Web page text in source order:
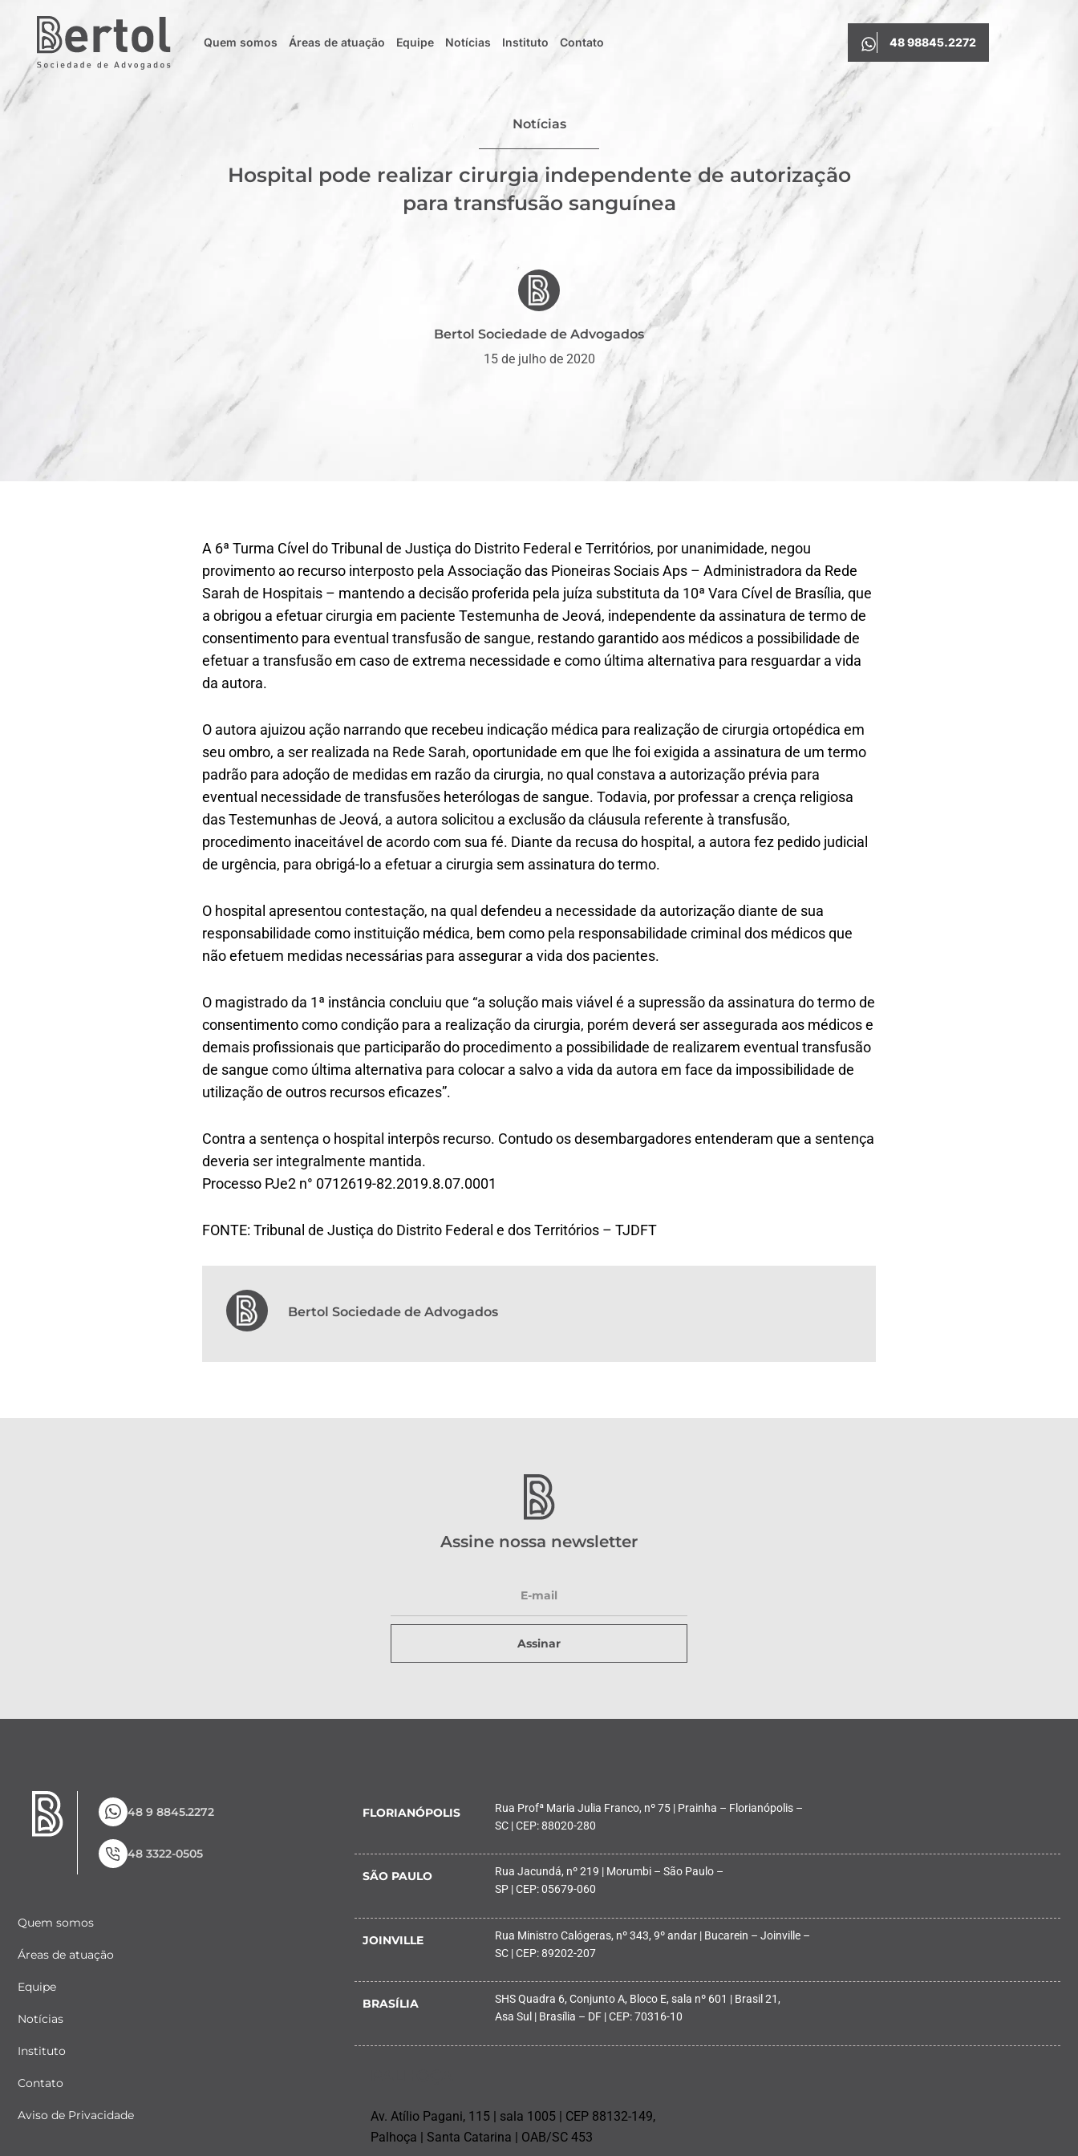
Quem somos Áreas de atuação Equipe Notícias Instituto Contato 48 98845.2272
Notícias
Hospital pode realizar cirurgia independente de autorização
para transfusão sanguínea
Bertol Sociedade de Advogados
15 de julho de 2020
A 6ª Turma Cível do Tribunal de Justiça do Distrito Federal e Territórios, por unanimidade, negou
provimento ao recurso interposto pela Associação das Pioneiras Sociais Aps – Administradora da Rede
Sarah de Hospitais – mantendo a decisão proferida pela juíza substituta da 10ª Vara Cível de Brasília, que
a obrigou a efetuar cirurgia em paciente Testemunha de Jeová, independente da assinatura de termo de
consentimento para eventual transfusão de sangue, restando garantido aos médicos a possibilidade de
efetuar a transfusão em caso de extrema necessidade e como última alternativa para resguardar a vida
da autora.
O autora ajuizou ação narrando que recebeu indicação médica para realização de cirurgia ortopédica em
seu ombro, a ser realizada na Rede Sarah, oportunidade em que lhe foi exigida a assinatura de um termo
padrão para adoção de medidas em razão da cirurgia, no qual constava a autorização prévia para
eventual necessidade de transfusões heterólogas de sangue. Todavia, por professar a crença religiosa
das Testemunhas de Jeová, a autora solicitou a exclusão da cláusula referente à transfusão,
procedimento inaceitável de acordo com sua fé. Diante da recusa do hospital, a autora fez pedido judicial
de urgência, para obrigá-lo a efetuar a cirurgia sem assinatura do termo.
O hospital apresentou contestação, na qual defendeu a necessidade da autorização diante de sua
responsabilidade como instituição médica, bem como pela responsabilidade criminal dos médicos que
não efetuem medidas necessárias para assegurar a vida dos pacientes.
O magistrado da 1ª instância concluiu que “a solução mais viável é a supressão da assinatura do termo de
consentimento como condição para a realização da cirurgia, porém deverá ser assegurada aos médicos e
demais profissionais que participarão do procedimento a possibilidade de realizarem eventual transfusão
de sangue como última alternativa para colocar a salvo a vida da autora em face da impossibilidade de
utilização de outros recursos eficazes”.
Contra a sentença o hospital interpôs recurso. Contudo os desembargadores entenderam que a sentença
deveria ser integralmente mantida.
Processo PJe2 n° 0712619-82.2019.8.07.0001
FONTE: Tribunal de Justiça do Distrito Federal e dos Territórios – TJDFT
Bertol Sociedade de Advogados
Assine nossa newsletter
Assinar
48 9 8845.2272
48 3322-0505
Quem somos
Áreas de atuação
Equipe
Notícias
Instituto
Contato
Aviso de Privacidade
FLORIANÓPOLIS
Rua Profª Maria Julia Franco, nº 75 | Prainha – Florianópolis –
SC | CEP: 88020-280
SÃO PAULO
Rua Jacundá, nº 219 | Morumbi – São Paulo –
SP | CEP: 05679-060
JOINVILLE
Rua Ministro Calógeras, nº 343, 9º andar | Bucarein – Joinville –
SC | CEP: 89202-207
BRASÍLIA
SHS Quadra 6, Conjunto A, Bloco E, sala nº 601 | Brasil 21,
Asa Sul | Brasília – DF | CEP: 70316-10
Av. Atílio Pagani, 115 | sala 1005 | CEP 88132-149,
Palhoça | Santa Catarina | OAB/SC 453